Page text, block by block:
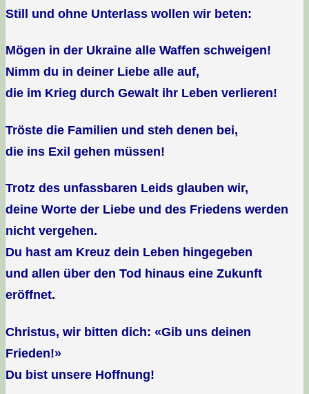
Still und ohne Unterlass wollen wir beten:
Mögen in der Ukraine alle Waffen schweigen!
Nimm du in deiner Liebe alle auf,
die im Krieg durch Gewalt ihr Leben verlieren!
Tröste die Familien und steh denen bei,
die ins Exil gehen müssen!
Trotz des unfassbaren Leids glauben wir,
deine Worte der Liebe und des Friedens werden
nicht vergehen.
Du hast am Kreuz dein Leben hingegeben
und allen über den Tod hinaus eine Zukunft
eröffnet.
Christus, wir bitten dich: «Gib uns deinen
Frieden!»
Du bist unsere Hoffnung!